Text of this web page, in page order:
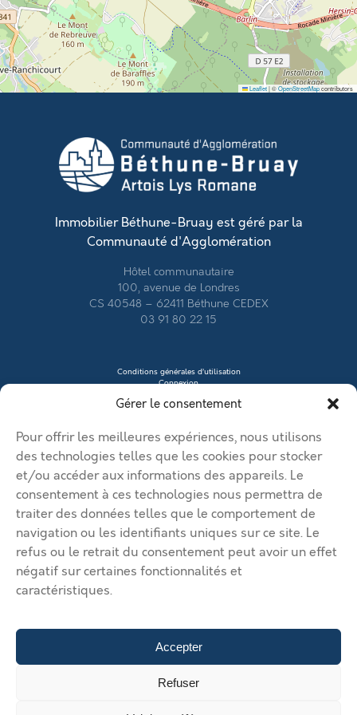
Gérer le consentement
Pour offrir les meilleures expériences, nous utilisons
des technologies telles que les cookies pour stocker
et/ou accéder aux informations des appareils. Le
consentement à ces technologies nous permettra de
traiter des données telles que le comportement de
navigation ou les identifiants uniques sur ce site. Le
refus ou le retrait du consentement peut avoir un effet
négatif sur certaines fonctionnalités et
caractéristiques.
Accepter
Refuser
/mois hors charge
Leaflet|©OpenStreetMapcontributors
Immobilier Béthune-Bruay est géré par la
Communauté d'Agglomération
Hôtel communautaire
100, avenue de Londres
CS 40548 – 62411 Béthune CEDEX
03 91 80 22 15
Conditions générales d’utilisation
Connexion
Créer mon profil
Mentions légales
Modifier mon annonce
Mon compte
Nous contacter
© 2026 Immobilier Béthune Bruay. Tous droits réservés.
Vos solutions d’implantation dans l’agglomération Béthune Bruay
Vos solutions d’implantation dans
l’agglomération Béthune Bruay Artois Lys Romane
d’implantation dans l’agglomération Béthune Bruay Artois Lys
dans l’agglomération Béthune Bruay Artois Lys Romane
Gérer mes annonces